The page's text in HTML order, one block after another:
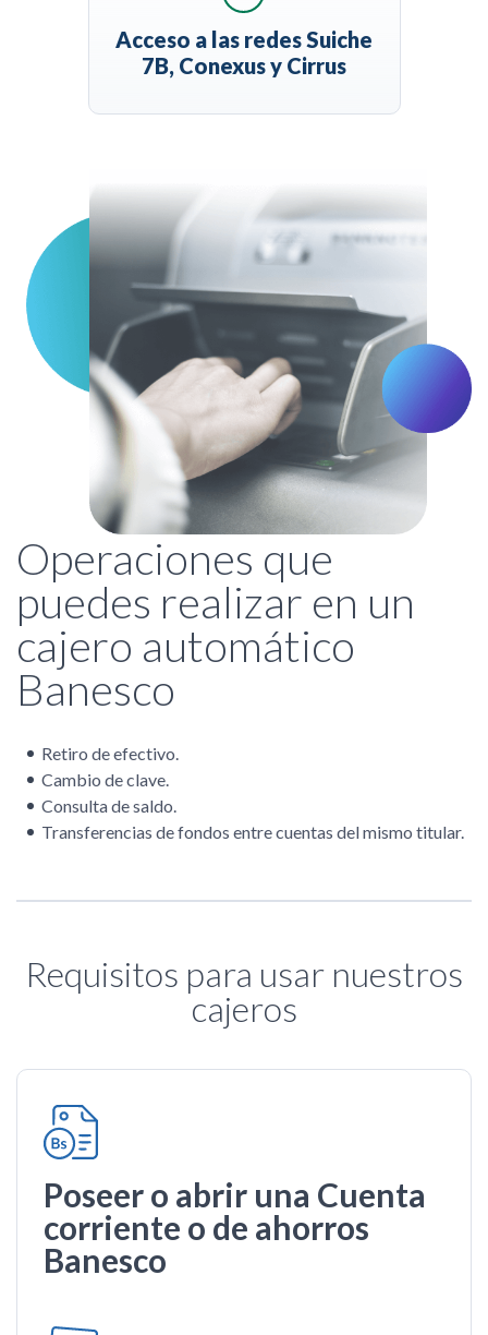
Acceso a las redes Suiche
7B, Conexus y Cirrus
Operaciones que
puedes realizar en un
cajero automático
Banesco
Retiro de efectivo.
Cambio de clave.
Consulta de saldo.
Transferencias de fondos entre cuentas del mismo titular.
Requisitos para usar nuestros
cajeros
Poseer o abrir una Cuenta
corriente o de ahorros
Banesco